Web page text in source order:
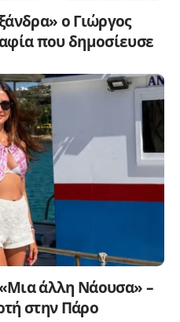
ο Γιώργος
που δημοσίευσε
άλλη Νάουσα» –
στην Πάρο